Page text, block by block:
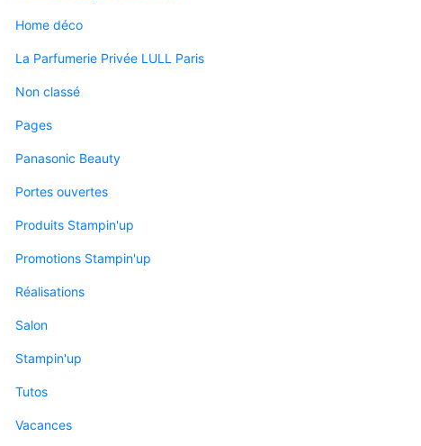
Home déco
La Parfumerie Privée LULL Paris
Non classé
Pages
Panasonic Beauty
Portes ouvertes
Produits Stampin'up
Promotions Stampin'up
Réalisations
Salon
Stampin'up
Tutos
Vacances